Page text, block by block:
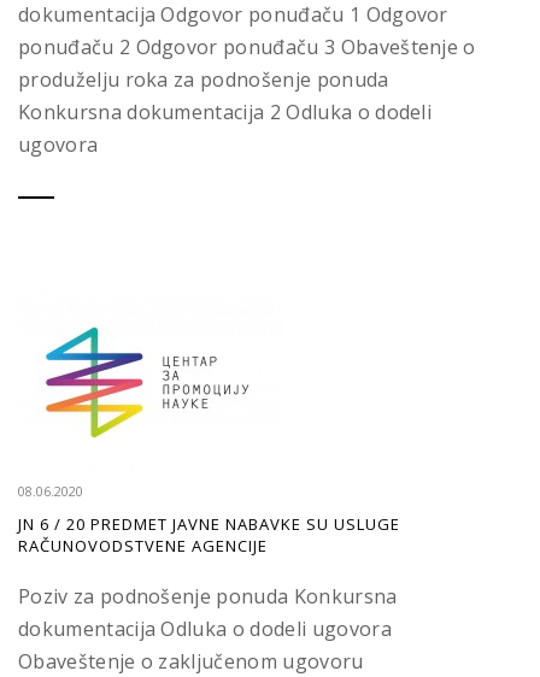
dokumentacija Odgovor ponuđaču 1 Odgovor
ponuđaču 2 Odgovor ponuđaču 3 Obaveštenje o
produželju roka za podnošenje ponuda
Konkursna dokumentacija 2 Odluka o dodeli
ugovora
08.06.2020
JN 6 / 20 PREDMET JAVNE NABAVKE SU USLUGE
RAČUNOVODSTVENE AGENCIJE
Poziv za podnošenje ponuda Konkursna
dokumentacija Odluka o dodeli ugovora
Obaveštenje o zaključenom ugovoru